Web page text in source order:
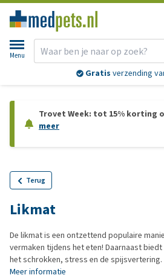
Menu
Gratis verzending
Trovet Week: tot 15% korting
meer
Terug
Likmat
De likmat is een ontzettend populaire
vermaken tijdens het eten! Daarnaast
het schrokken, stress en de spijsvertering.
Meer informatie